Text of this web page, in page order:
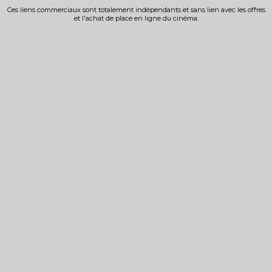
Ces liens commerciaux sont totalement indépendants et sans lien avec les offres
et l'achat de place en ligne du cinéma.